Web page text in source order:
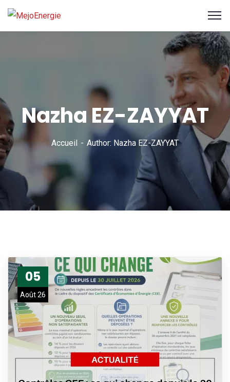
Nazha EZ-ZAYYAT
Accueil Author: Nazha EZ-ZAYYAT
05
Août 26